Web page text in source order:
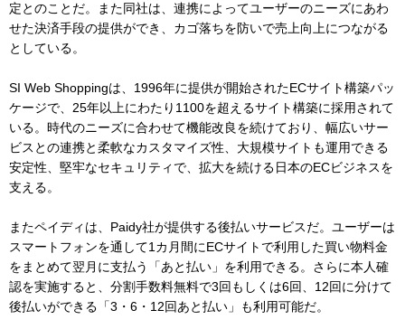
定とのことだ。また同社は、連携によってユーザーのニーズにあわ
せた決済手段の提供ができ、カゴ落ちを防いで売上向上につながる
としている。
SI Web Shoppingは、1996年に提供が開始されたECサイト構築パッ
ケージで、25年以上にわたり1100を超えるサイト構築に採用されて
いる。時代のニーズに合わせて機能改良を続けており、幅広いサー
ビスとの連携と柔軟なカスタマイズ性、大規模サイトも運用できる
安定性、堅牢なセキュリティで、拡大を続ける日本のECビジネスを
支える。
またペイディは、Paidy社が提供する後払いサービスだ。ユーザーは
スマートフォンを通して1カ月間にECサイトで利用した買い物料金
をまとめて翌月に支払う「あと払い」を利用できる。さらに本人確
認を実施すると、分割手数料無料で3回もしくは6回、12回に分けて
後払いができる「3・6・12回あと払い」も利用可能だ。